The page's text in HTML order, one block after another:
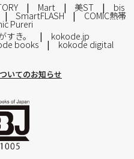
Mart 美ST bis
SmartFLASH COMIC熱帯
Pureri
すき。 kokode.jp
books kokode digital
いてのお知らせ